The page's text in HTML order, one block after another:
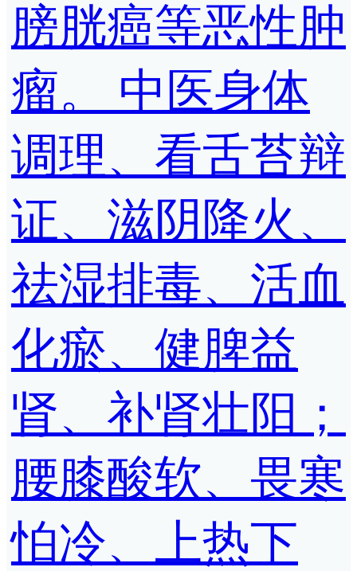
膀胱癌等恶性肿
瘤。 中医身体
调理、看舌苔辩
证、滋阴降火、
祛湿排毒、活血
化瘀、健脾益
肾、补肾壮阳；
腰膝酸软、畏寒
怕冷、上热下